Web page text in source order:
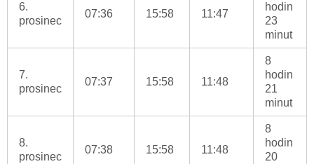
6.
prosinec
07:36 15:58 11:47
hodin
23
minut
7.
prosinec
07:37 15:58 11:48
8
hodin
21
minut
8.
prosinec
07:38 15:58 11:48
8
hodin
20